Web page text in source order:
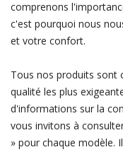
comprenons
c'est pourquoi nous
et votre confort.
Tous nos produits sont
qualité les plus
d'informations sur la
vous invitons à
» pour chaque modèle.